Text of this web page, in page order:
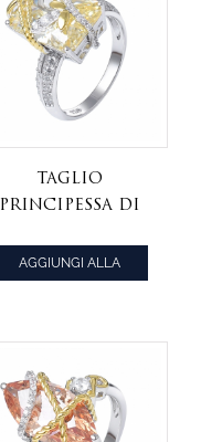
Taglio
principessa di
Giallo & CZ
Unico di
Matrimonio
AGGIUNGI ALLA